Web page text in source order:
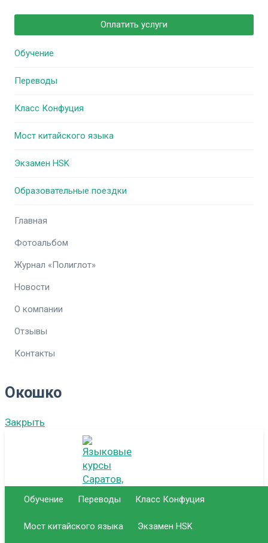
Оплатить услуги
Обучение
Переводы
Класс Конфуция
Мост китайского языка
Экзамен HSK
Образовательные поездки
Главная
Фотоальбом
Журнал «Полиглот»
Новости
О компании
Отзывы
Контакты
Окошко
Закрыть
Обучение Переводы Класс Конфуция
Мост китайского языка Экзамен HSK